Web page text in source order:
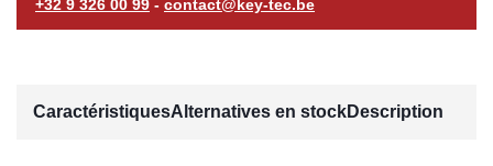
+32 9 326 00 99 - contact@key-tec.be
CaractéristiquesAlternatives en stockDescription